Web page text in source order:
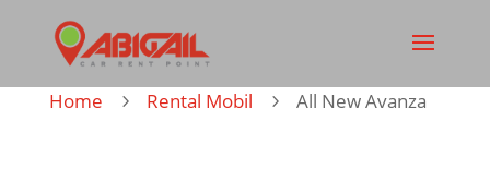
Home 5 Rental Mobil 5 All New Avanza